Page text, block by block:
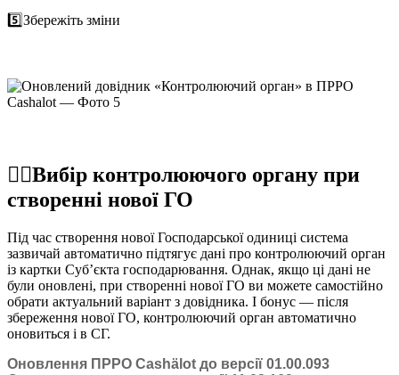
5️⃣Збережіть зміни
☝🏻Вибір контролюючого органу при
створенні нової ГО
Під час створення нової Господарської одиниці система
зазвичай автоматично підтягує дані про контролюючий орган
із картки Суб’єкта господарювання. Однак, якщо ці дані не
були оновлені, при створенні нової ГО ви можете самостійно
обрати актуальний варіант з довідника. І бонус — після
збереження нової ГО, контролюючий орган автоматично
оновиться і в СГ.
Оновлення ПРРО Cashӓlot до версії 01.00.093